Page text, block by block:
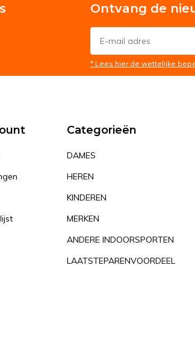
Ontvang de
* Lees hier de wettelijke
Categorieën
DAMES
HEREN
KINDEREN
MERKEN
ANDERE INDOORSPORTEN
LAATSTEPARENVOORDEEL